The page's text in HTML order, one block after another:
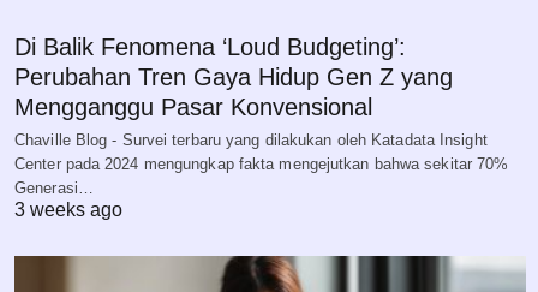
Di Balik Fenomena ‘Loud Budgeting’:
Perubahan Tren Gaya Hidup Gen Z yang
Mengganggu Pasar Konvensional
Chaville Blog - Survei terbaru yang dilakukan oleh Katadata Insight
Center pada 2024 mengungkap fakta mengejutkan bahwa sekitar 70%
Generasi…
3 weeks ago